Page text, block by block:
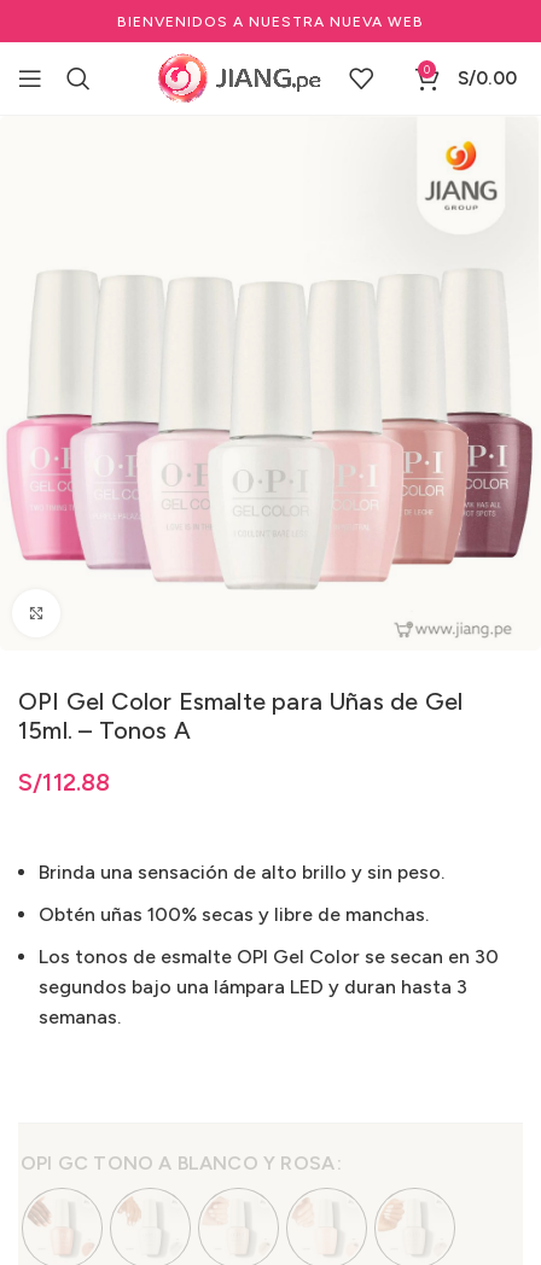
BIENVENIDOS A NUESTRA NUEVA WEB
0 S/0.00
OPI Gel Color Esmalte para Uñas de Gel
15ml. – Tonos A
S/112.88
S/112.88
Brinda una sensación de alto brillo y sin peso.
Obtén uñas 100% secas y libre de manchas.
Los tonos de esmalte OPI Gel Color se secan en 30
segundos bajo una lámpara LED y duran hasta 3
semanas.
OPI GC TONO A BLANCO Y ROSA